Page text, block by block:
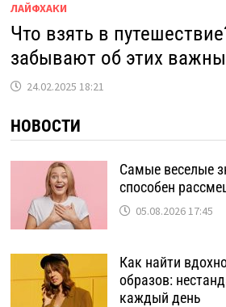
ЛАЙФХАКИ
Что взять в
забывают об этих
24.02.2025 18:21
НОВОСТИ
Самые веселые
способен
05.08.2026 17:45
Как найти
образов:
каждый день